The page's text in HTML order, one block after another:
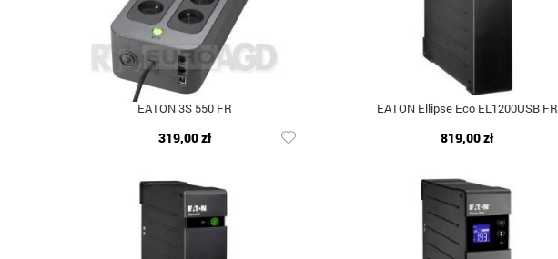
EATON 3S 550 FR
319,00 zł
EATON Ellipse Eco EL1200USB FR
819,00 zł